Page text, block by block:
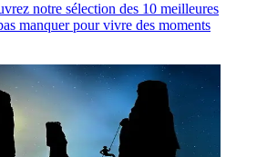
notre sélection des 10 meilleures
manquer pour vivre des moments